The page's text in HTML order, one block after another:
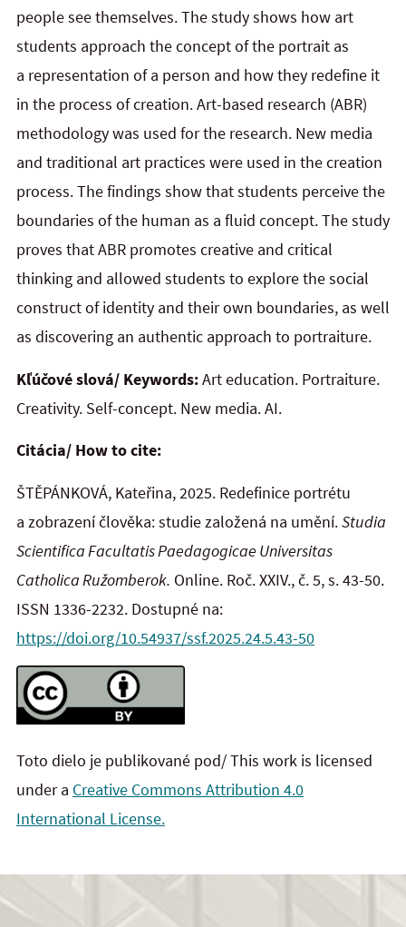
people see themselves. The study shows how art
students approach the concept of the portrait as
a representation of a person and how they redefine it
in the process of creation. Art-based research (ABR)
methodology was used for the research. New media
and traditional art practices were used in the creation
process. The findings show that students perceive the
boundaries of the human as a fluid concept. The study
proves that ABR promotes creative and critical
thinking and allowed students to explore the social
construct of identity and their own boundaries, as well
as discovering an authentic approach to portraiture.
Kľúčové slová/ Keywords:Art education. Portraiture.
Creativity. Self-concept. New media. AI.
Citácia/ How to cite:
ŠTĚPÁNKOVÁ, Kateřina, 2025. Redefinice portrétu
a zobrazení člověka: studie založená na umění.Studia
Scientifica Facultatis Paedagogicae Universitas
Catholica Ružomberok. Online. Roč. XXIV., č. 5, s. 43-50.
ISSN 1336-2232. Dostupné na:
https://doi.org/10.54937/ssf.2025.24.5.43-50
Toto dielo je publikované pod/ This work is licensed
under a Creative Commons Attribution 4.0
International License.